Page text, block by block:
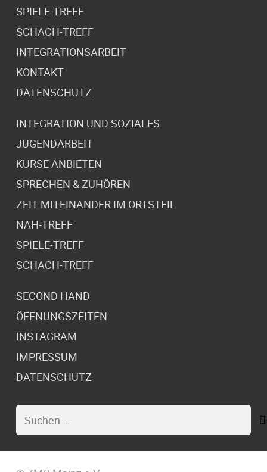
SPIELE-TREFF
SCHACH-TREFF
INTEGRATIONSARBEIT
KONTAKT
DATENSCHUTZ
INTEGRATION UND SOZIALES
JUGENDARBEIT
KURSE ANBIETEN
SPRECHEN & ZUHÖREN
ZEIT MITEINANDER IM ORTSTEIL
NÄH-TREFF
SPIELE-TREFF
SCHACH-TREFF
SECOND HAND
ÖFFNUNGSZEITEN
INSTAGRAM
IMPRESSUM
DATENSCHUTZ
Suchen
nach: